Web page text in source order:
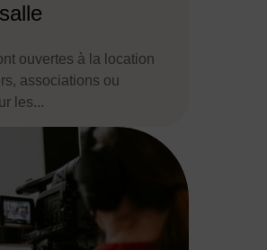
ouvertes à la location
associations ou
les...